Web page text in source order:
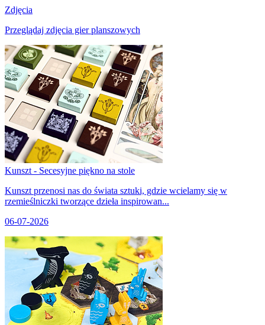
Zdjęcia
Przeglądaj zdjęcia gier planszowych
Kunszt - Secesyjne piękno na stole
Kunszt przenosi nas do świata sztuki, gdzie wcielamy się w
rzemieślniczki tworzące dzieła inspirowan...
06-07-2026